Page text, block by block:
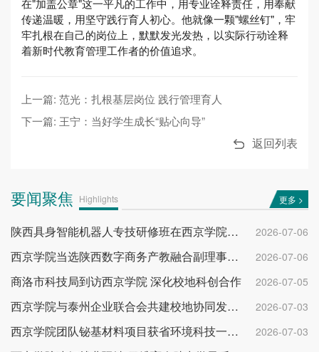
在"加盖公章"这一平凡的工作中，用专业诠释责任，用奉献
传递温暖，用坚守践行育人初心。他就像一颗"螺丝钉"，牢
牢扎根在自己的岗位上，默默发光发热，以实际行动诠释
着新时代教育管理工作者的价值追求。
上一篇: 范光：扎根基层岗位 践行管理育人
下一篇: 王宁：当好学生成长“贴心向导”
返回列表
要闻聚焦 Highlights 更多 >
陕西具身智能机器人专技研修班在西京学院开班 2026-07-06
西京学院当选陕西数字商务产教融合副理事长单位 2026-07-06
商洛市科技局到访西京学院 深化校地科创合作 2026-07-05
西京学院与泰州企业联合会共建校地协同发展平台 2026-07-03
西京学院团队铋基材料项目获省环境科技一等奖 2026-07-03